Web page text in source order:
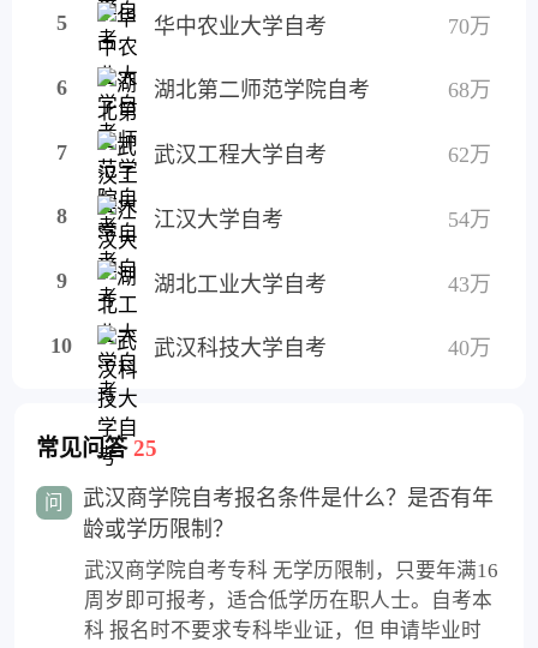
5 华中农业大学自考 70万
6 湖北第二师范学院自考 68万
7 武汉工程大学自考 62万
8 江汉大学自考 54万
9 湖北工业大学自考 43万
10 武汉科技大学自考 40万
常见问答 25
问
武汉商学院自考报名条件是什么？是否有年
龄或学历限制？
武汉商学院自考专科 无学历限制，只要年满16
周岁即可报考，适合低学历在职人士。自考本
科 报名时不要求专科毕业证，但 申请毕业时